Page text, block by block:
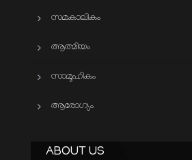
സമകാലികം
ആത്മിയം
സാമൂഹികം
ആരോഗ്യം
ABOUT US